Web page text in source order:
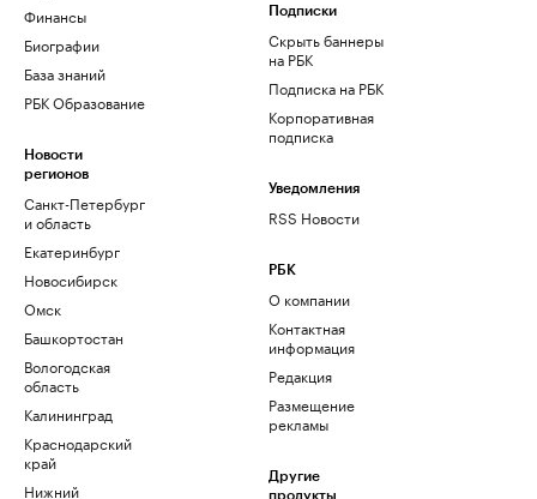
Финансы
Биографии
База знаний
РБК Образование
Новости
регионов
Санкт-Петербург
и область
Екатеринбург
Новосибирск
Омск
Башкортостан
Вологодская
область
Калининград
Краснодарский
край
Нижний
Подписки
Скрыть баннеры
на РБК
Подписка на РБК
Корпоративная
подписка
Уведомления
RSS Новости
РБК
О компании
Контактная
информация
Редакция
Размещение
рекламы
Другие
продукты